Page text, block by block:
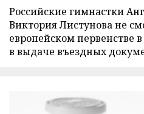
Российские гимнастки
Виктория Листунова не
европейском первенстве
в выдаче въездных